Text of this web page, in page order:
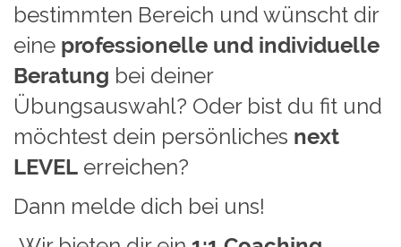
bestimmten Bereich und wünscht dir
eine professionelle und individuelle
Beratung bei deiner
Übungsauswahl? Oder bist du fit und
möchtest dein persönliches next
LEVEL erreichen?
Dann melde dich bei uns!